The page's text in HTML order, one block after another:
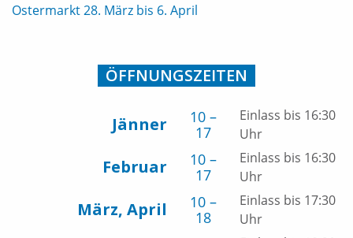
Ostermarkt 28. März bis 6. April
ÖFFNUNGSZEITEN
Jänner
10 –
17
Einlass bis 16:30
Uhr
Februar
10 –
17
Einlass bis 16:30
Uhr
März, April
10 –
18
Einlass bis 17:30
Uhr